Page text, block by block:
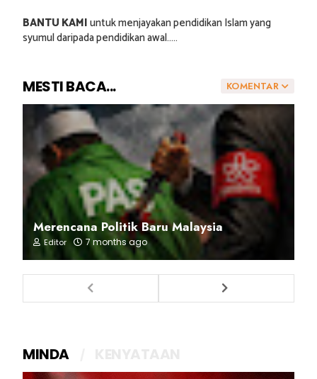
BANTU KAMIuntuk menjayakan pendidikan Islam yang
syumul daripada pendidikan awal.....
KOMENTAR
MESTI BACA...
Merencana Politik Baru Malaysia
Editor 7 months ago
MINDA